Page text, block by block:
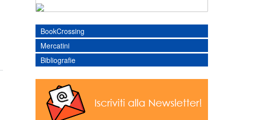
BookCrossing
Mercatini
Bibliografie